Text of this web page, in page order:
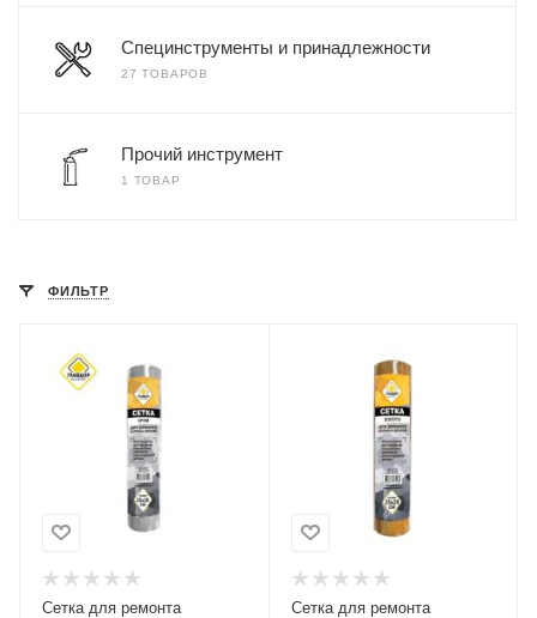
Специнструменты и принадлежности
27 ТОВАРОВ
Прочий инструмент
1 ТОВАР
ФИЛЬТР
Сетка для ремонта
Сетка для ремонта